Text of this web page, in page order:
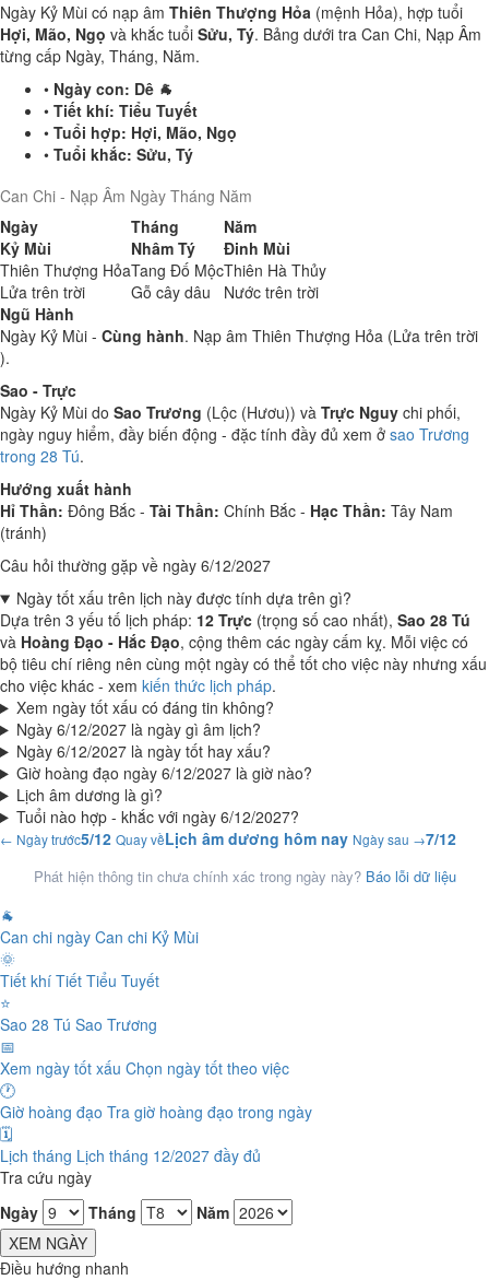
Ngày Kỷ Mùi có nạp âm Thiên Thượng Hỏa (mệnh Hỏa), hợp tuổi
Hợi, Mão, Ngọ và khắc tuổi Sửu, Tý. Bảng dưới tra Can Chi, Nạp Âm
từng cấp Ngày, Tháng, Năm.
• Ngày con: Dê 🐐
• Tiết khí: Tiểu Tuyết
• Tuổi hợp: Hợi, Mão, Ngọ
• Tuổi khắc: Sửu, Tý
Can Chi - Nạp Âm Ngày Tháng Năm
Ngày
Tháng
Năm
Kỷ Mùi
Nhâm Tý
Đinh Mùi
Thiên Thượng HỏaTang Đố MộcThiên Hà Thủy
Lửa trên trời
Gỗ cây dâu
Nước trên trời
Ngũ Hành
Ngày Kỷ Mùi - Cùng hành. Nạp âm Thiên Thượng Hỏa (Lửa trên trời
).
Sao - Trực
Ngày Kỷ Mùi do Sao Trương (Lộc (Hươu)) và Trực Nguy chi phối,
ngày nguy hiểm, đầy biến động - đặc tính đầy đủ xem ở sao Trương
trong 28 Tú.
Hướng xuất hành
Hỉ Thần: Đông Bắc - Tài Thần: Chính Bắc - Hạc Thần: Tây Nam
(tránh)
Câu hỏi thường gặp về ngày 6/12/2027
Ngày tốt xấu trên lịch này được tính dựa trên gì?
Dựa trên 3 yếu tố lịch pháp: 12 Trực (trọng số cao nhất), Sao 28 Tú
và Hoàng Đạo - Hắc Đạo, cộng thêm các ngày cấm kỵ. Mỗi việc có
bộ tiêu chí riêng nên cùng một ngày có thể tốt cho việc này nhưng xấu
cho việc khác - xem kiến thức lịch pháp.
Xem ngày tốt xấu có đáng tin không?
Ngày 6/12/2027 là ngày gì âm lịch?
Ngày 6/12/2027 là ngày tốt hay xấu?
Giờ hoàng đạo ngày 6/12/2027 là giờ nào?
Lịch âm dương là gì?
Tuổi nào hợp - khắc với ngày 6/12/2027?
← Ngày trước5/12 Quay vềLịch âm dương hôm nay Ngày sau →7/12
Phát hiện thông tin chưa chính xác trong ngày này? Báo lỗi dữ liệu
🐐
Can chi ngày Can chi Kỷ Mùi
🌞
Tiết khí Tiết Tiểu Tuyết
⭐
Sao 28 Tú Sao Trương
📅
Xem ngày tốt xấu Chọn ngày tốt theo việc
🕐
Giờ hoàng đạo Tra giờ hoàng đạo trong ngày
🗓️
Lịch tháng Lịch tháng 12/2027 đầy đủ
Tra cứu ngày
Ngày
Tháng
Năm
XEM NGÀY
Điều hướng nhanh